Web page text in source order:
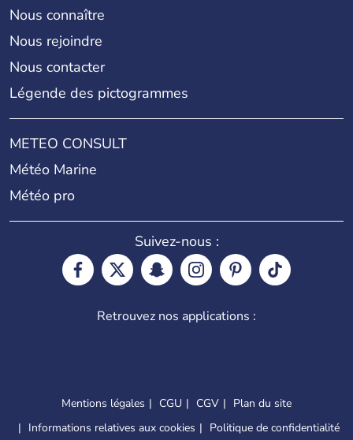
Nous connaître
Nous rejoindre
Nous contacter
Légende des pictogrammes
METEO CONSULT
Météo Marine
Météo pro
Suivez-nous :
Retrouvez nos applications :
Mentions légales CGU CGV
Plan du site
Informations relatives aux cookies
Politique de confidentialité